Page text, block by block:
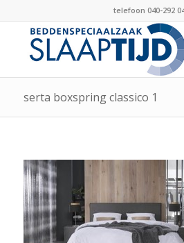
telefoon 040-292
serta boxspring classico 1